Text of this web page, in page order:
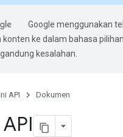
Google menggunakan
ke dalam bahasa
kesalahan.
API Dokumen